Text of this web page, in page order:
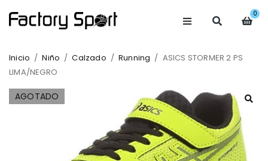
0
Inicio / Niño / Calzado / Running / ASICS STORMER 2 PS
LIMA/NEGRO
AGOTADO